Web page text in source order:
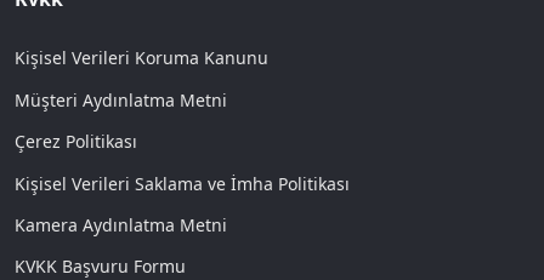
Kişisel Verileri Koruma Kanunu
Müşteri Aydınlatma Metni
Çerez Politikası
Kişisel Verileri Saklama ve İmha Politikası
Kamera Aydınlatma Metni
KVKK Başvuru Formu